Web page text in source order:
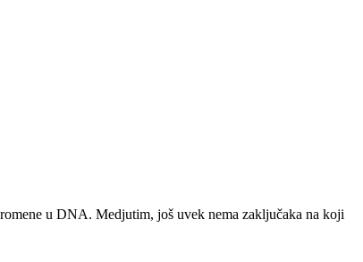
u DNA. Medjutim, još uvek nema zaključaka na koji